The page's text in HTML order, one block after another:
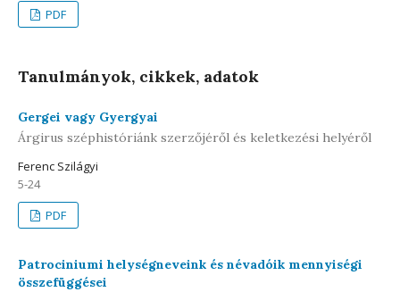
PDF
Tanulmányok, cikkek, adatok
Gergei vagy Gyergyai
Árgirus széphistóriánk szerzőjéről és keletkezési helyéről
Ferenc Szilágyi
5-24
PDF
Patrociniumi helységneveink és névadóik mennyiségi
összefüggései